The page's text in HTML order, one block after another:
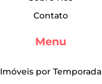
Contato
Menu
Imóveis por Temporada